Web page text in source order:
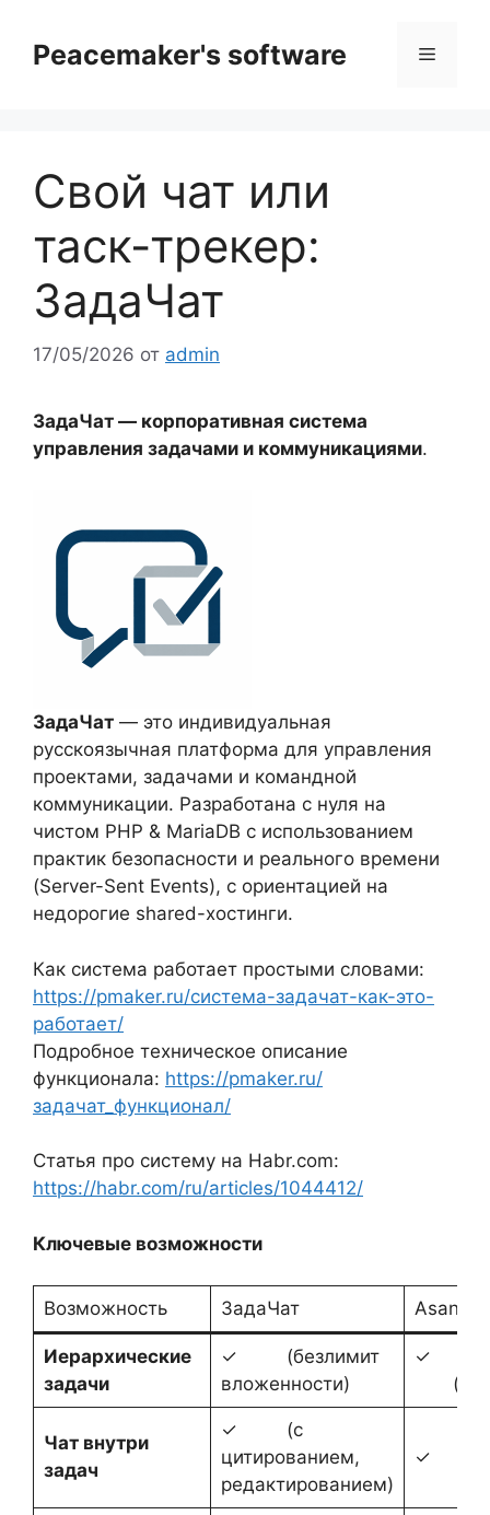
содержимому
Peacemaker's software Меню
Свой чат или
таск-трекер:
ЗадаЧат
17/05/2026 от admin
ЗадаЧат — корпоративная система
управления задачами и коммуникациями.
ЗадаЧат — это индивидуальная
русскоязычная платформа для управления
проектами, задачами и командной
коммуникации. Разработана с нуля на
чистом PHP & MariaDB с использованием
практик безопасности и реального времени
(Server-Sent Events), с ориентацией на
недорогие shared-хостинги.
Как система работает простыми словами:
https://pmaker.ru/система-задачат-как-это-
работает/
Подробное техническое описание
функционала: https://pmaker.ru/
задачат_функционал/
Статья про систему на Habr.com:
https://habr.com/ru/articles/1044412/
Ключевые возможности
Возможность ЗадаЧат Asana
Иерархические
задачи
✓ (безлимит
вложенности)
✓
Чат внутри
задач
✓ (с
цитированием,
редактированием)
✓